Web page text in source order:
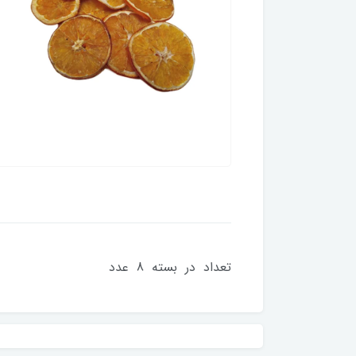
تعداد در بسته 8 عدد